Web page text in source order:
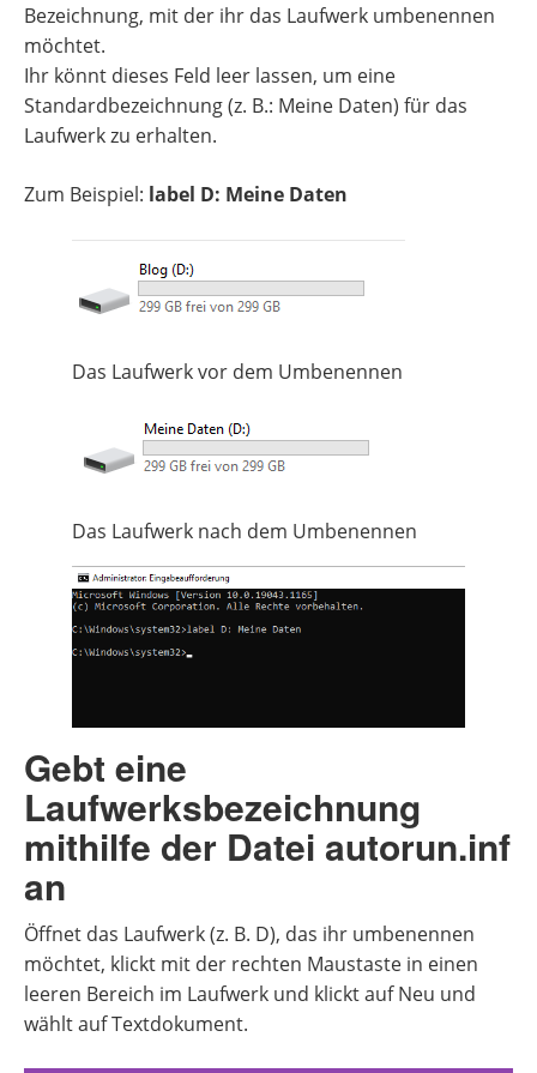
Bezeichnung, mit der ihr das Laufwerk umbenennen
möchtet.
Ihr könnt dieses Feld leer lassen, um eine
Standardbezeichnung (z. B.: Meine Daten) für das
Laufwerk zu erhalten.
Zum Beispiel: label D: Meine Daten
Das Laufwerk vor dem Umbenennen
Das Laufwerk nach dem Umbenennen
Gebt eine
Laufwerksbezeichnung
mithilfe der Datei autorun.inf
an
Öffnet das Laufwerk (z. B. D), das ihr umbenennen
möchtet, klickt mit der rechten Maustaste in einen
leeren Bereich im Laufwerk und klickt auf Neu und
wählt auf Textdokument.